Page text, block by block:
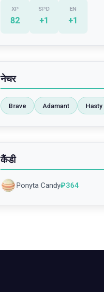
XP
82
SPD
+1
EN
+1
नेचर
Brave Adamant Hasty
कैंडी
Ponyta Candy₽364